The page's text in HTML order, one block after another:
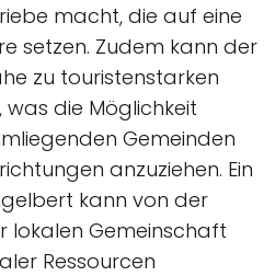
macht, die auf eine
setzen. Zudem kann der
zu touristenstarken
was die Möglichkeit
Gemeinden
anzuziehen. Ein
kann von der
lokalen Gemeinschaft
Ressourcen